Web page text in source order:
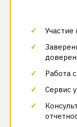
Участие
Работа
Сервис